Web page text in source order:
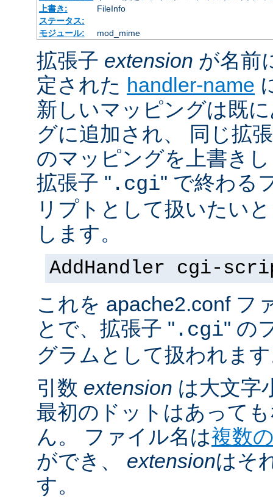
上書き:
FileInfo
ステータス:
モジュール:
mod_mime
拡張子 extension が名前
定された handler-name
新しいマッピングは既
グに追加され、 同じ拡
のマッピングを上書き
拡張子 " .cgi" で終わる
リプトとして扱いたい
します。
AddHandler cgi-
これを apache2.conf フ
とで、拡張子 " .cgi" の
グラムとして扱われま
引数 extension は大文字
最初のドットはあって
ん。 ファイル名は複数
ができ、 extensionはそ
す。